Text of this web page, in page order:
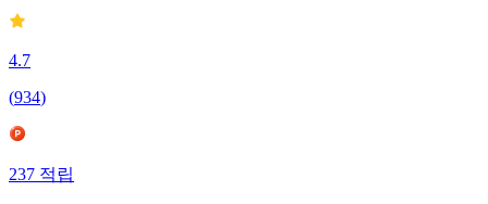
4.7
(934)
237적립